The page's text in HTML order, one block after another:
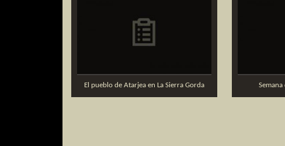
El pueblo de Atarjea en La Sierra Gorda